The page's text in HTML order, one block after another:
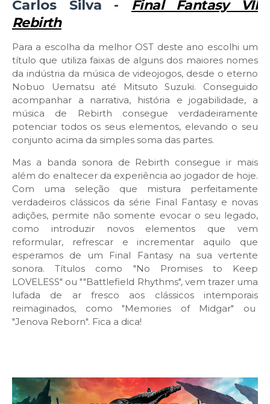
Carlos Silva - Final Fantasy VII
Rebirth
Para a escolha da melhor OST deste ano escolhi um
título que utiliza faixas de alguns dos maiores nomes
da indústria da música de videojogos, desde o eterno
Nobuo Uematsu até Mitsuto Suzuki. Conseguido
acompanhar a narrativa, história e jogabilidade, a
música de Rebirth consegue verdadeiramente
potenciar todos os seus elementos, elevando o seu
conjunto acima da simples soma das partes.
Mas a banda sonora de Rebirth consegue ir mais
além do enaltecer da experiência ao jogador de hoje.
Com uma seleção que mistura perfeitamente
verdadeiros clássicos da série Final Fantasy e novas
adições, permite não somente evocar o seu legado,
como introduzir novos elementos que vem
reformular, refrescar e incrementar aquilo que
esperamos de um Final Fantasy na sua vertente
sonora. Títulos como "No Promises to Keep
LOVELESS" ou ""Battlefield Rhythms", vem trazer uma
lufada de ar fresco aos clássicos intemporais
reimaginados, como "Memories of Midgar" ou
"Jenova Reborn". Fica a dica!